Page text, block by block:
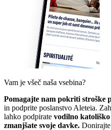
Vam je všeč naša vsebina?
Pomagajte nam pokriti stroške
in podprite poslanstvo Aleteia.
lahko podpirate vodilno
zmanjšate svoje davke.